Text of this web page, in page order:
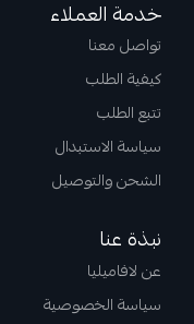
خدمة العملاء
تواصل معنا
كيفية الطلب
تتبع الطلب
سياسة الاستبدال
الشحن والتوصيل
نبذة عنا
عن لافاميليا
سياسة الخصوصية